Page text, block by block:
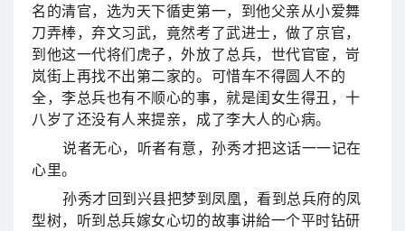
名的清官，选为天下循吏第一，到他父亲从小爱舞
刀弄棒，弃文习武，竟然考了武进士，做了京官，
到他这一代将们虎子，外放了总兵，世代官宦，岢
岚街上再找不出第二家的。可惜车不得圆人不的
全，李总兵也有不顺心的事，就是闺女生得丑，十
八岁了还没有人来提亲，成了李大人的心病。
说者无心，听者有意，孙秀才把这话一一记在
心里。
孙秀才回到兴县把梦到凤凰，看到总兵府的凤
型树，听到总兵嫁女心切的故事讲給一个平时钻研